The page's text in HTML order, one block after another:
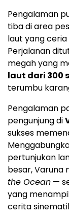
Pengalaman
tiba di area
laut yang
Perjalanan
megah yang
laut dari 300
terumbu
Pengalaman
pengunjung di
sukses
pertunjukan
besar, Varuna
the Ocean —
yang
cerita